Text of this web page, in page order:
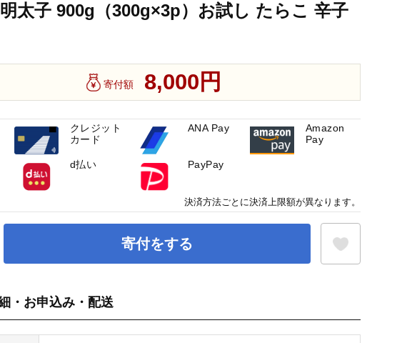
太子 900g（300g×3p）お試し たらこ 辛子
寄付額 8,000円
寄付をする
・お申込み・配送
クレジット
カード
ANA Pay
Amazon
Pay
d払い PayPay
決済方法ごとに決済上限額が異なります。